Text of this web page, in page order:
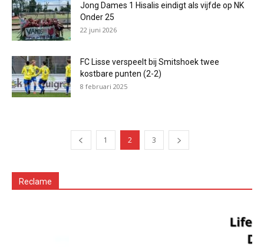
Jong Dames 1 Hisalis eindigt als vijfde op NK
Onder 25
22 juni 2026
FC Lisse verspeelt bij Smitshoek twee
kostbare punten (2-2)
8 februari 2025
1 2 3
Reclame